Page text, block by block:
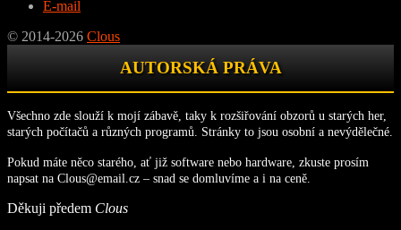
E-mail
© 2014-2026 Clous
AUTORSKÁ PRÁVA
Všechno zde slouží k mojí zábavě, taky k rozšiřování obzorů u starých her,
starých počítačů a různých programů. Stránky to jsou osobní a nevýdělečné.
Pokud máte něco starého, ať již software nebo hardware, zkuste prosím
napsat na Clous@email.cz – snad se domluvíme a i na ceně.
Děkuji předem Clous